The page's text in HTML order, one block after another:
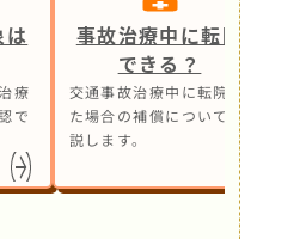
は
療
で
事故治療中に転院
できる？
交通事故治療中に転院し
た場合の補償について解
説します。